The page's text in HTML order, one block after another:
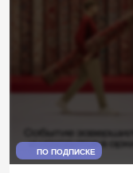
ПО ПОДПИСКЕ